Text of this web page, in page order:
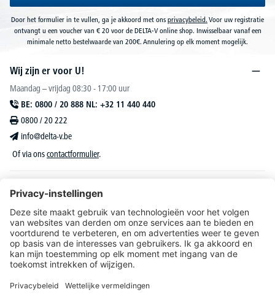
Door het formulier in te vullen, ga je akkoord met ons privacybeleid. Voor uw registratie
ontvangt u een voucher van € 20 voor de DELTA-V online shop. Inwisselbaar vanaf een
minimale netto bestelwaarde van 200€. Annulering op elk moment mogelijk.
Wij zijn er voor U!
Maandag – vrijdag 08:30 - 17:00 uur
BE: 0800 / 20 888 NL: +32 11 440 440
0800 / 20 222
info@delta-v.be
Of via onscontactformulier.
DELTA-V Lucas
Klantenservice
Over DELTA-V